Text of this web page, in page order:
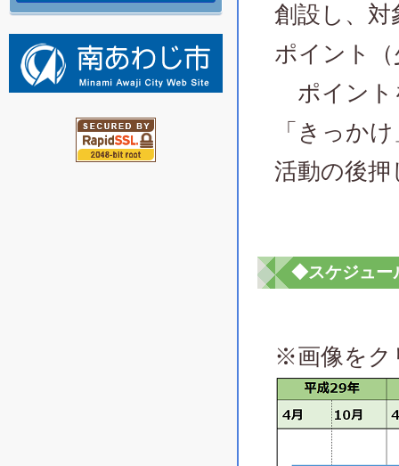
創設し、
ポイント
ポイント
「きっか
活動の後
◆スケジュー
※画像をク